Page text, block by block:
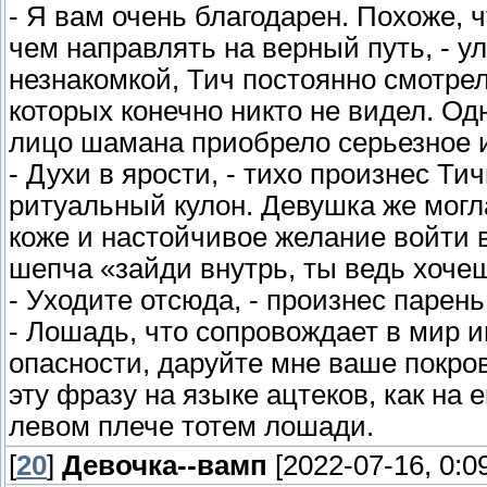
- Я вам очень благодарен. Похоже,
чем направлять на верный путь, -
незнакомкой, Тич постоянно
которых конечно никто не видел.
лицо шамана приобрело серьезное
- Духи в ярости, - тихо произнес
ритуальный кулон. Девушка же
коже и настойчивое желание войти
шепча «зайди внутрь, ты ведь
- Уходите отсюда, - произнес
- Лошадь, что сопровождает в мир
опасности, даруйте мне ваше
эту фразу на языке ацтеков, как на
левом плече тотем лошади.
[20] Девочка--вамп [2022-07-16,